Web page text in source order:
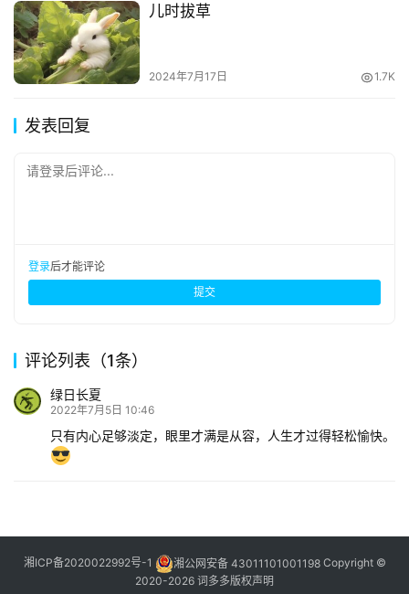
儿时拔草
2024年7月17日 1.7K
发表回复
请登录后评论...
登录后才能评论
提交
评论列表（1条）
绿日长夏
2022年7月5日 10:46
只有内心足够淡定，眼里才满是从容，人生才过得轻松愉快。
湘ICP备2020022992号-1 湘公网安备 43011101001198Copyright ©
2020-2026 词多多版权声明